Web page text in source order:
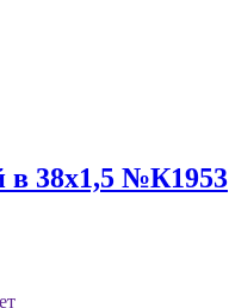
в 38х1,5 №К1953